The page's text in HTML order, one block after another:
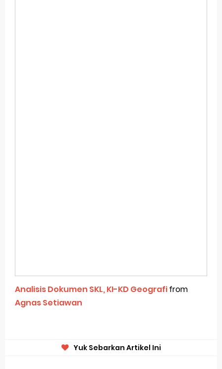
Analisis Dokumen SKL, KI-KD Geografifrom
Agnas Setiawan
Yuk Sebarkan Artikel Ini